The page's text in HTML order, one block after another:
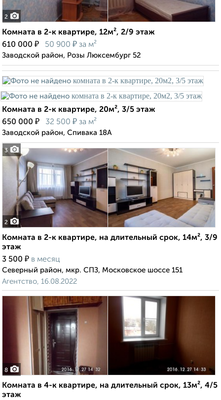
2
Комната в 2-к квартире, 12м², 2/9 этаж
610 000 ₽ 50 900 ₽ за м²
Заводской район, Розы Люксембург 52
3
Комната в 2-к квартире, 20м², 3/5 этаж
650 000 ₽ 32 500 ₽ за м²
Заводской район, Спивака 18А
2
Комната в 2-к квартире, на длительный срок, 14м², 3/9
этаж
3 500 ₽ в месяц
Северный район, мкр. СПЗ, Московское шоссе 151
Агентство, 16.08.2022
8
Комната в 4-к квартире, на длительный срок, 13м², 4/5
этаж